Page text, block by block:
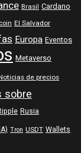
Brasil Cardano
El Salvador
Europa Eventos
Metaverso
de precios
sobre
Rusia
Tron USDT Wallets